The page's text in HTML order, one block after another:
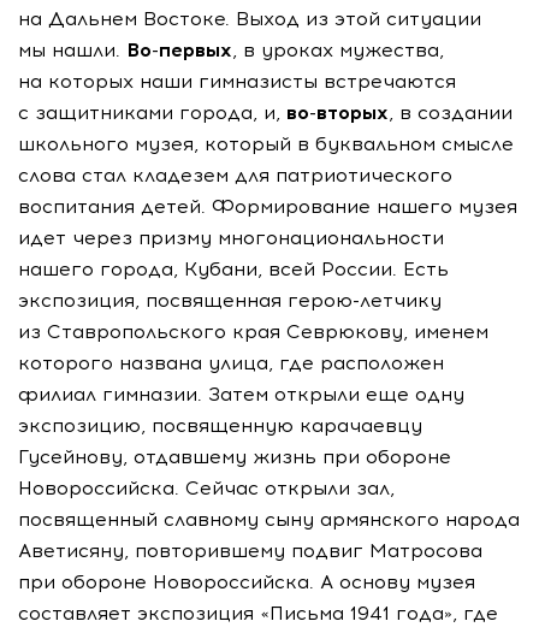
на Дальнем Востоке. Выход из этой ситуации
мы нашли. Во-первых, в уроках мужества,
на которых наши гимназисты встречаются
с защитниками города, и, во-вторых, в создании
школьного музея, который в буквальном смысле
слова стал кладезем для патриотического
воспитания детей. Формирование нашего музея
идет через призму многонациональности
нашего города, Кубани, всей России. Есть
экспозиция, посвященная герою-летчику
из Ставропольского края Севрюкову, именем
которого названа улица, где расположен
филиал гимназии. Затем открыли еще одну
экспозицию, посвященную карачаевцу
Гусейнову, отдавшему жизнь при обороне
Новороссийска. Сейчас открыли зал,
посвященный славному сыну армянского народа
Аветисяну, повторившему подвиг Матросова
при обороне Новороссийска. А основу музея
составляет экспозиция «Письма 1941 года», где